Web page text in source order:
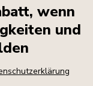
wenn
und